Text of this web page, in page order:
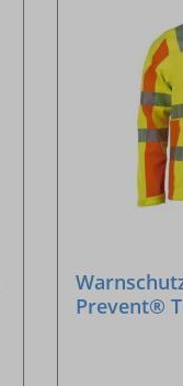
Prevent®